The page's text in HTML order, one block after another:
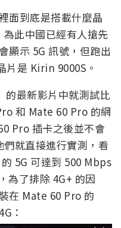
面到底是搭載什麼晶
此中國已經有人搶先
顯示 5G 訊號，但跑出
片是 Kirin 9000S。
的最新影片中就測試比
和 Mate 60 Pro 的網
Pro 插卡之後並不會
們就直接進行實測，看
5G 可達到 500 Mbps
為了排除 4G+ 的因
在 Mate 60 Pro 的
：